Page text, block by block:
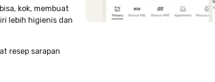
kok, membuat
lebih higienis dan
resep sarapan